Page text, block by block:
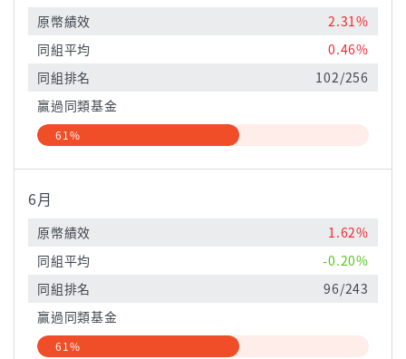
原幣績效
2.31%
同組平均
0.46%
同組排名
102/256
贏過同類基金
61%
6月
原幣績效
1.62%
同組平均
-0.20%
同組排名
96/243
贏過同類基金
61%